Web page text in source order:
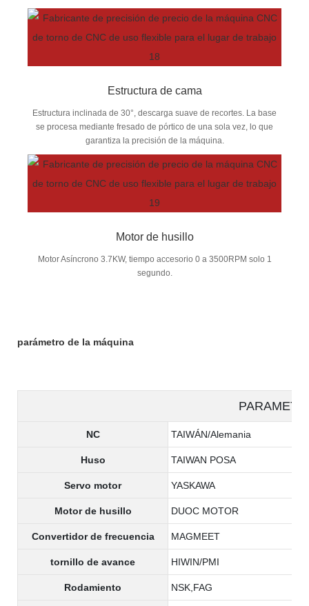
Estructura de cama
Estructura inclinada de 30°, descarga suave de recortes. La base
se procesa mediante fresado de pórtico de una sola vez, lo que
garantiza la precisión de la máquina.
Motor de husillo
Motor Asíncrono 3.7KW, tiempo accesorio 0 a 3500RPM solo 1
segundo.
parámetro de la máquina
NC TAIWÁN/Alemania
Huso TAIWAN POSA
Servo motor YASKAWA
Motor de husillo DUOC MOTOR
Convertidor de frecuencia MAGMEET
tornillo de avance HIWIN/PMI
Rodamiento NSK,FAG